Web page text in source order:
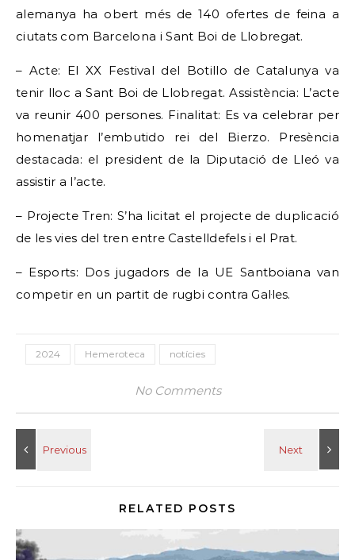
alemanya ha obert més de 140 ofertes de feina a
ciutats com Barcelona i Sant Boi de Llobregat.
– Acte: El XX Festival del Botillo de Catalunya va
tenir lloc a Sant Boi de Llobregat. Assistència: L’acte
va reunir 400 persones. Finalitat: Es va celebrar per
homenatjar l’embutido rei del Bierzo. Presència
destacada: el president de la Diputació de Lleó va
assistir a l’acte.
– Projecte Tren: S’ha licitat el projecte de duplicació
de les vies del tren entre Castelldefels i el Prat.
– Esports: Dos jugadors de la UE Santboiana van
competir en un partit de rugbi contra Gal·les.
2024 Hemeroteca notícies
No Comments
RELATED POSTS